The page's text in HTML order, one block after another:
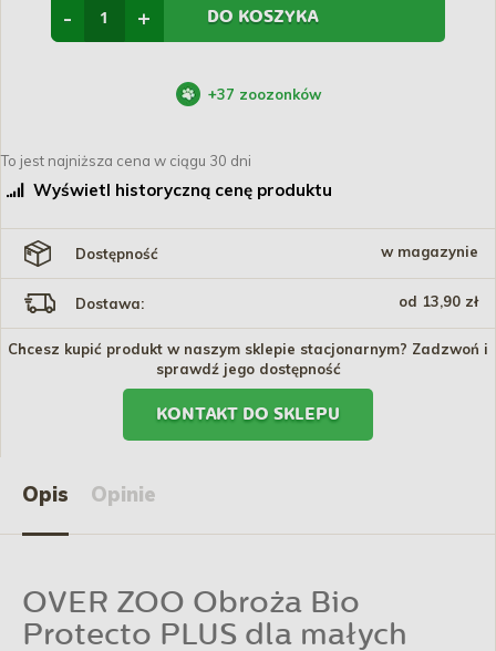
+
- DO KOSZYKA
+37 zoozonków
To jest najniższa cena w ciągu 30 dni
Wyświetl historyczną cenę produktu
Dostępność w magazynie
Dostawa: od 13,90 zł
Chcesz kupić produkt w naszym sklepie stacjonarnym? Zadzwoń i
sprawdź jego dostępność
KONTAKT DO SKLEPU
Opis Opinie
OVER ZOO Obroża Bio
Protecto PLUS dla małych